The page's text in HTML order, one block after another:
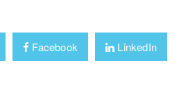
Facebook LinkedIn